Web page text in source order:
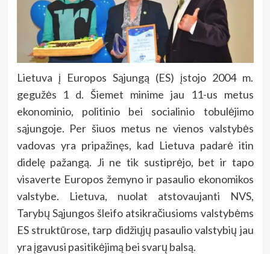
Lietuva į Europos Sąjungą (ES) įstojo 2004 m.
gegužės 1 d. Šiemet minime jau 11-us metus
ekonominio, politinio bei socialinio tobulėjimo
sąjungoje. Per šiuos metus ne vienos valstybės
vadovas yra pripažinęs, kad Lietuva padarė itin
didelę pažangą. Ji ne tik sustiprėjo, bet ir tapo
visaverte Europos žemyno ir pasaulio ekonomikos
valstybe. Lietuva, nuolat atstovaujanti NVS,
Tarybų Sąjungos šleifo atsikračiusioms valstybėms
ES struktūrose, tarp didžiųjų pasaulio valstybių jau
yra įgavusi pasitikėjimą bei svarų balsą.